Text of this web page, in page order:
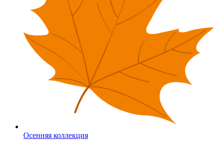
Осенняя коллекция